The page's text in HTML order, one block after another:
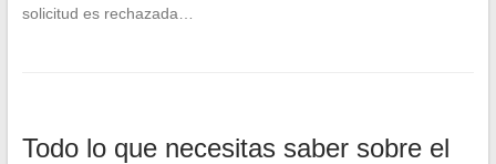
solicitud es rechazada…
Todo lo que necesitas saber sobre el